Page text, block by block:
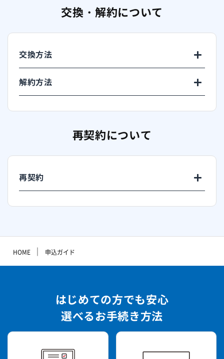
交換・解約について
交換方法
解約方法
再契約について
再契約
HOME ｜ 申込ガイド
はじめての方でも安心
選べるお手続き方法